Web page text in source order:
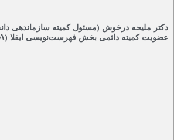
دکتر ملیحه درخوش (مسئول کمیته سازماندهی
عضویت کمیته دائمی بخش فهرست‌نویسی ایفلا (IFLA) درآمد